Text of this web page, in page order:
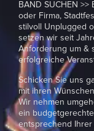
DOWNLOADS
KONTAKT
IMPRESSUM
BAND SUCHEN >>
oder Firma,
stilvoll Unplugged
setzen wir seit
Anforderung um &
erfolgreiche
Schicken Sie uns
mit ihren
Wir nehmen
ein
entsprechend